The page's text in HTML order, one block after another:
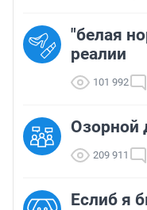
"белая
реалии
101 992
Озорной
209 911
Еслиб я